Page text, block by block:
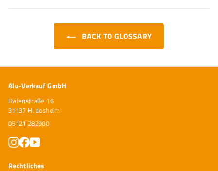
BACK TO GLOSSARY
Alu-Verkauf GmbH
Hafenstraße 16
31137 Hildesheim
05121 282900
Instagram
Facebook
Rechtliches